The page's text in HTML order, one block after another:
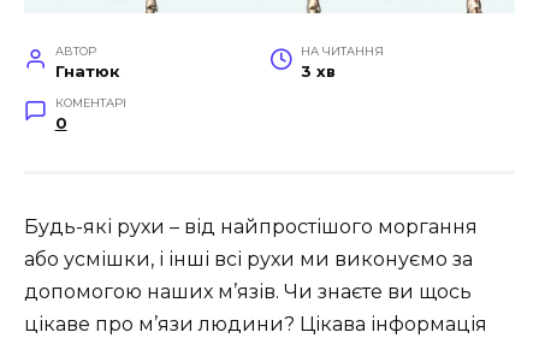
АВТОР
Гнатюк
НА ЧИТАННЯ
3 хв
КОМЕНТАРІ
0
Будь-які рухи – від найпростішого моргання
або усмішки, і інші всі рухи ми виконуємо за
допомогою наших м’язів. Чи знаєте ви щось
цікаве про м’язи людини? Цікава інформація